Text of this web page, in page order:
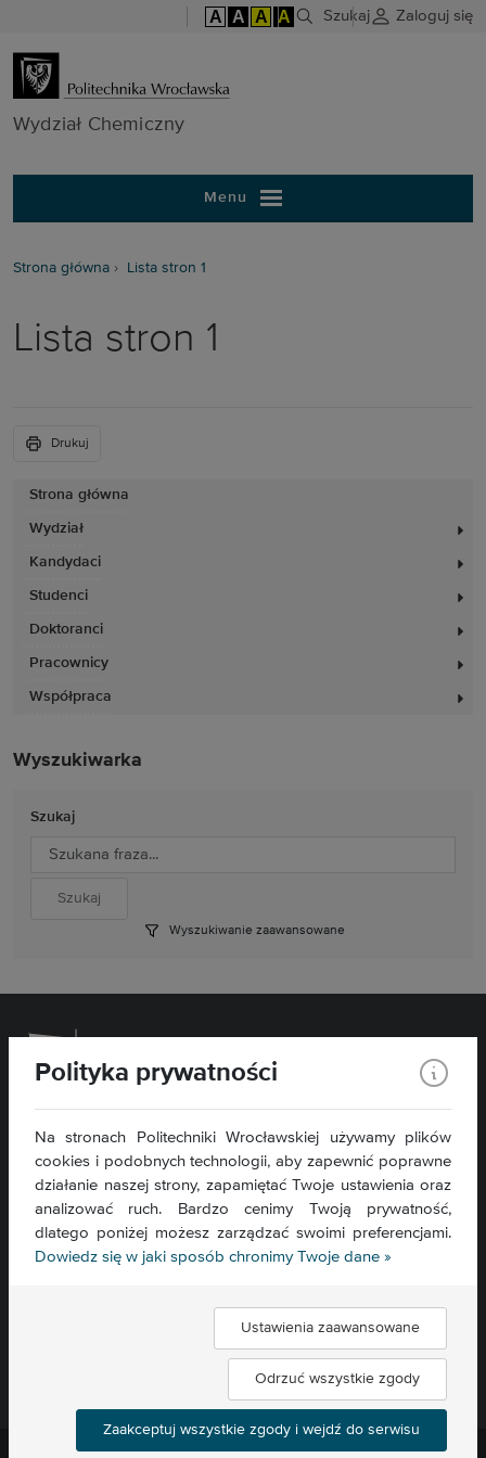
A A A A Szukaj Zaloguj się
Wydział
Wydział Chemiczny
Menu
Strona główna
Wydział
Kandydaci
Studenci
Doktoranci
Pracownicy
Współpraca
Wyszukiwarka
Szukaj
Wyszukiwanie zaawansowane
Strona główna Lista stron 1
Lista stron 1
Drukuj
Wydział Chemiczny
ul. C. K. Norwida 4/6
50-373 Wrocław
Kontakt »
Mapa serwisu »
Deklaracja dostępności »
Polityka prywatności
Na stronach Politechniki Wrocławskiej używamy plików
cookies i podobnych technologii, aby zapewnić poprawne
działanie naszej strony, zapamiętać Twoje ustawienia oraz
analizować ruch. Bardzo cenimy Twoją prywatność,
dlatego poniżej możesz zarządzać swoimi preferencjami.
Dowiedz się w jaki sposób chronimy Twoje dane »
Ustawienia zaawansowane
Odrzuć wszystkie zgody
Zaakceptuj wszystkie zgody i wejdź do serwisu